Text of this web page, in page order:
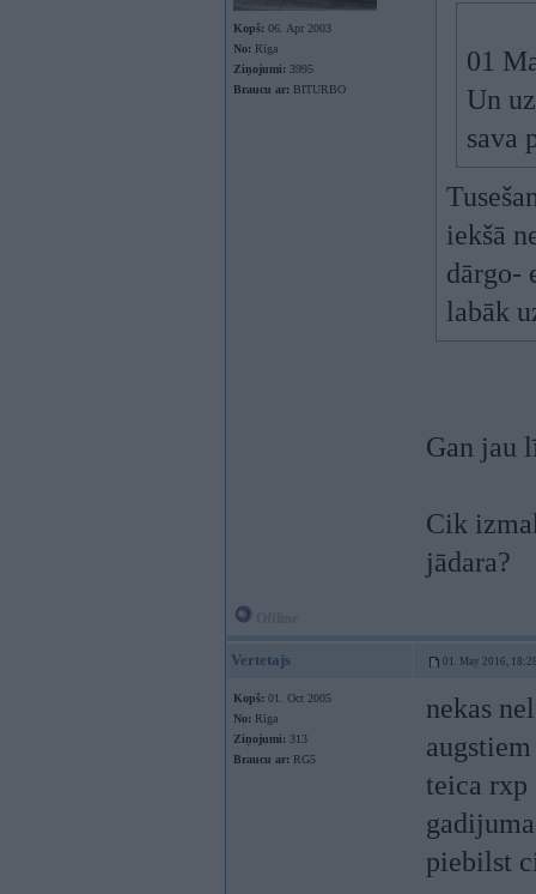
Kopš: 06. Apr 2003
No: Rīga
Ziņojumi: 3995
Braucu ar: BITURBO
01
Un
sava
iekšā
dārgo-
labāk
Gan jau
Cik
jādara?
Vertetajs 01. May 2016,
Kopš: 01. Oct 2005
No: Rīga
Ziņojumi: 313
Braucu ar: RG5
nekas
teica rxp
piebilst